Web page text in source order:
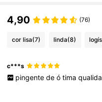
4,90 (76)
cor lisa(7) linda(8)
c***s
pingente de ó tima